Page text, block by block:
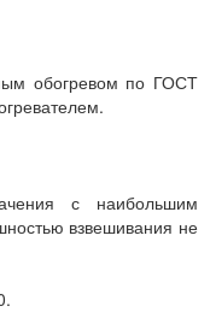
обогревом по ГОСТ
с наибольшим
взвешивания не